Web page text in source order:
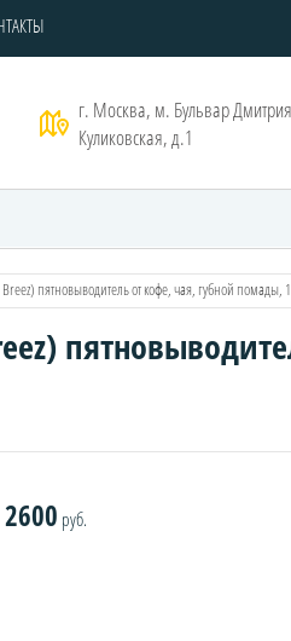
г. Москва, м. Бульвар
Куликовская, д.1
Breez) пятновыводитель от кофе, чая, губной помады, 1
2600 руб.